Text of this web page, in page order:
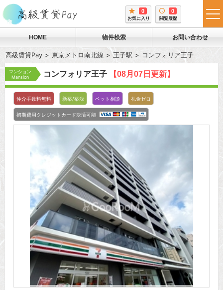
0
お気に入り
0
閲覧履歴
HOME 物件検索 お問い合わせ
高級賃貸Pay 東京メトロ南北線 王子駅 コンフォリア王子
マンション
Mansion
コンフォリア王子 【08月07日更新】
仲介手数料無料 新築/築浅 ペット相談 礼金ゼロ
初期費用クレジットカード決済可能